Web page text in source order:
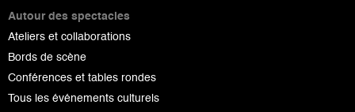
Autour des spectacles
Ateliers et collaborations
Bords de scène
Conférences et tables rondes
Tous les événements culturels